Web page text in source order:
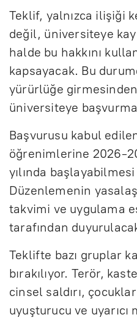
Teklif, yalnızca ilişiği
değil, üniversiteye
halde bu hakkını
kapsayacak. Bu
yürürlüğe
üniversiteye
Başvurusu kabul
öğrenimlerine 2026-
yılında
Düzenlemenin
takvimi ve uygulama
tarafından
Teklifte bazı gruplar
bırakılıyor. Terör,
cinsel saldırı,
uyuşturucu ve uyarıcı